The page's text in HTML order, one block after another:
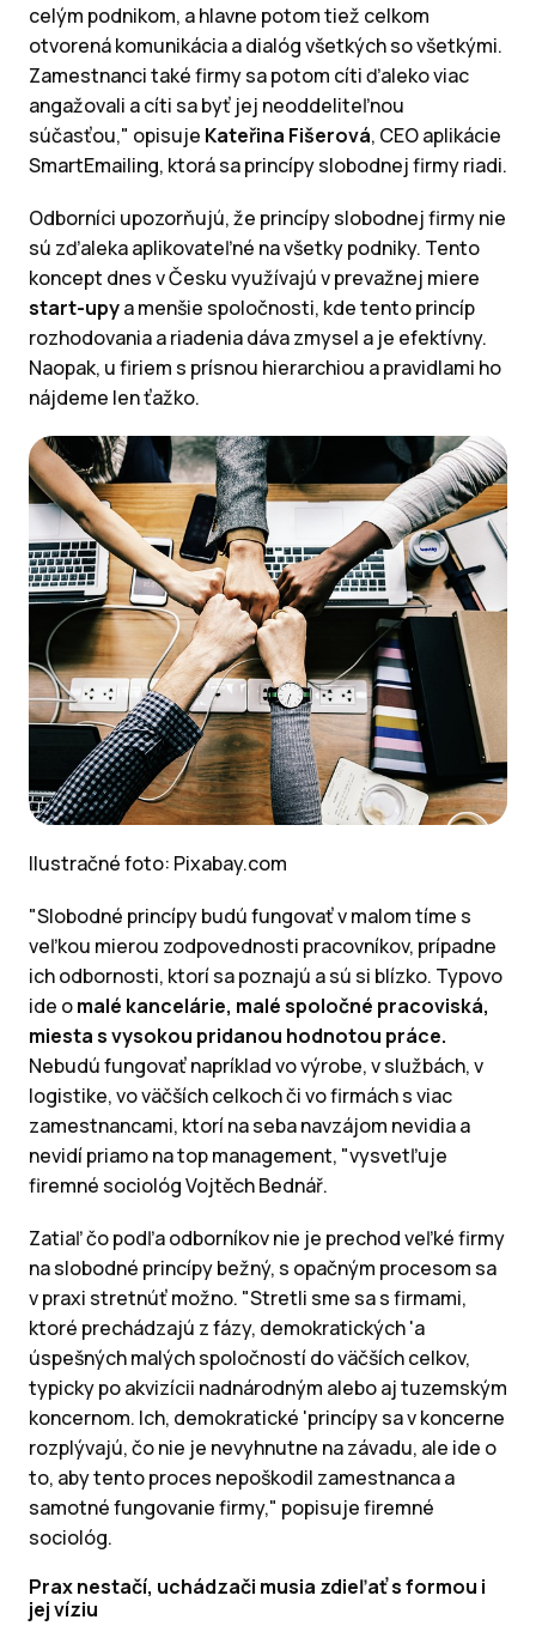
celým podnikom, a hlavne potom tiež celkom
otvorená komunikácia a dialóg všetkých so všetkými.
Zamestnanci také firmy sa potom cíti ďaleko viac
angažovali a cíti sa byť jej neoddeliteľnou
súčasťou," opisuje Kateřina Fišerová, CEO aplikácie
SmartEmailing, ktorá sa princípy slobodnej firmy riadi.
Odborníci upozorňujú, že princípy slobodnej firmy nie
sú zďaleka aplikovateľné na všetky podniky. Tento
koncept dnes v Česku využívajú v prevažnej miere
start-upya menšie spoločnosti, kde tento princíp
rozhodovania a riadenia dáva zmysel a je efektívny.
Naopak, u firiem s prísnou hierarchiou a pravidlami ho
nájdeme len ťažko.
Ilustračné foto: Pixabay.com
"Slobodné princípy budú fungovať v malom tíme s
veľkou mierou zodpovednosti pracovníkov, prípadne
ich odbornosti, ktorí sa poznajú a sú si blízko. Typovo
ide omalé kancelárie, malé spoločné pracoviská,
miesta s vysokou pridanou hodnotou práce.
Nebudú fungovať napríklad vo výrobe, v službách, v
logistike, vo väčších celkoch či vo firmách s viac
zamestnancami, ktorí na seba navzájom nevidia a
nevidí priamo na top management, "vysvetľuje
firemné sociológ Vojtěch Bednář.
Zatiaľ čo podľa odborníkov nie je prechod veľké firmy
na slobodné princípy bežný, s opačným procesom sa
v praxi stretnúť možno. "Stretli sme sa s firmami,
ktoré prechádzajú z fázy, demokratických 'a
úspešných malých spoločností do väčších celkov,
typicky po akvizícii nadnárodným alebo aj tuzemským
koncernom. Ich, demokratické 'princípy sa v koncerne
rozplývajú, čo nie je nevyhnutne na závadu, ale ide o
to, aby tento proces nepoškodil zamestnanca a
samotné fungovanie firmy," popisuje firemné
sociológ.
Prax nestačí, uchádzači musia zdieľať s formou i
jej víziu